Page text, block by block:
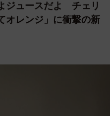
ジュースだよ チェリ
オレンジ」に衝撃の新